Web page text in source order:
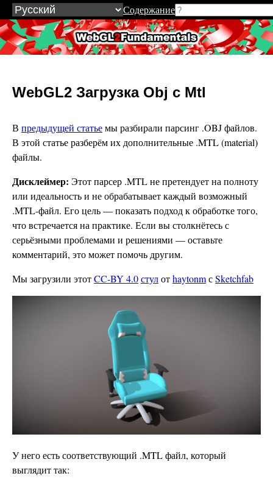
Содержание
WebGL2Fundamentals.org
WebGL2 Загрузка Obj с Mtl
В предыдущей статьемы разбирали парсинг .OBJ файлов.
В этой статье разберём их дополнительные .MTL (material)
файлы.
Дисклеймер: Этот парсер .MTL не претендует на полноту
или идеальность и не обрабатывает каждый возможный
.MTL-файл. Его цель — показать подход к обработке того,
что встречается на практике. Если вы столкнётесь с
серьёзными проблемами и решениями — оставьте
комментарий, это может помочь другим.
Мы загрузили этотCC-BY 4.0стулотhaytonmсSketchfab
У него есть соответствующий .MTL файл, который
выглядит так: